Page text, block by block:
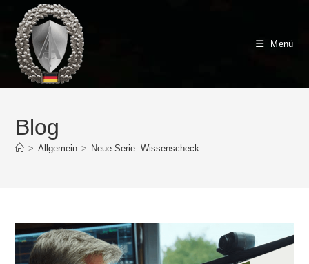
Inhalt
springen
Menü
Blog
> Allgemein > Neue Serie: Wissenscheck